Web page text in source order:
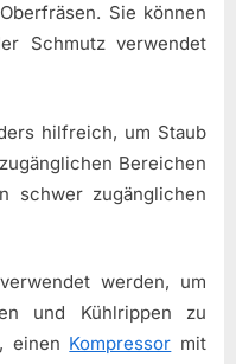
Sie können
Schmutz verwendet
hilfreich, um Staub
Bereichen
schwer zugänglichen
werden, um
und Kühlrippen zu
einen Kompressor mit